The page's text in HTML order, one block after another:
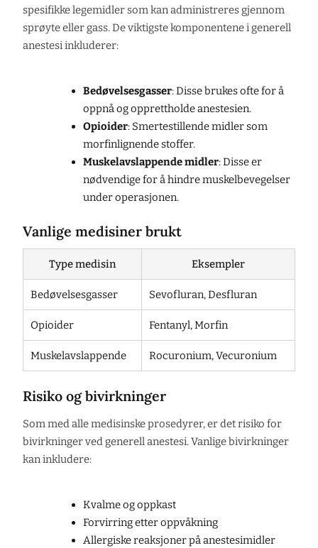
spesifikke legemidler som kan administreres gjennom
sprøyte eller gass. De viktigste komponentene i generell
anestesi inkluderer:
Bedøvelsesgasser: Disse brukes ofte for å
oppnå og opprettholde anestesien.
Opioider: Smertestillende midler som
morfinlignende stoffer.
Muskelavslappende midler: Disse er
nødvendige for å hindre muskelbevegelser
under operasjonen.
Vanlige medisiner brukt
Type medisin Eksempler
Bedøvelsesgasser Sevofluran, Desfluran
Opioider Fentanyl, Morfin
Muskelavslappende Rocuronium, Vecuronium
Risiko og bivirkninger
Som med alle medisinske prosedyrer, er det risiko for
bivirkninger ved generell anestesi. Vanlige bivirkninger
kan inkludere:
Kvalme og oppkast
Forvirring etter oppvåkning
Allergiske reaksjoner på anestesimidler